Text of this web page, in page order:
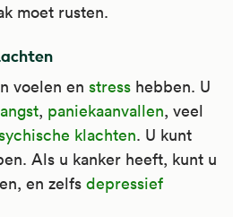
moet rusten.
voelen en stress hebben. U
angst, paniekaanvallen, veel
klachten. U kunt
Als u kanker heeft, kunt u
en zelfs depressief